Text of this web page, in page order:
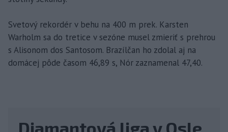
Svetový rekordér v behu na 400 m prek. Karsten
Warholm sa do tretice v sezóne musel zmieriť s prehrou
s Alisonom dos Santosom. Brazílčan ho zdolal aj na
domácej pôde časom 46,89 s, Nór zaznamenal 47,40.
Diamantová liga v Osle